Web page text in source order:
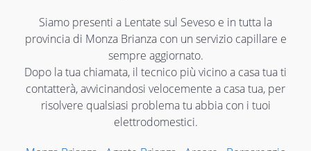
Siamo presenti a Lentate sul Seveso e in tutta la
provincia di Monza Brianza con un servizio capillare e
sempre aggiornato.
Dopo la tua chiamata, il tecnico più vicino a casa tua ti
contatterà, avvicinandosi velocemente a casa tua, per
risolvere qualsiasi problema tu abbia con i tuoi
elettrodomestici.